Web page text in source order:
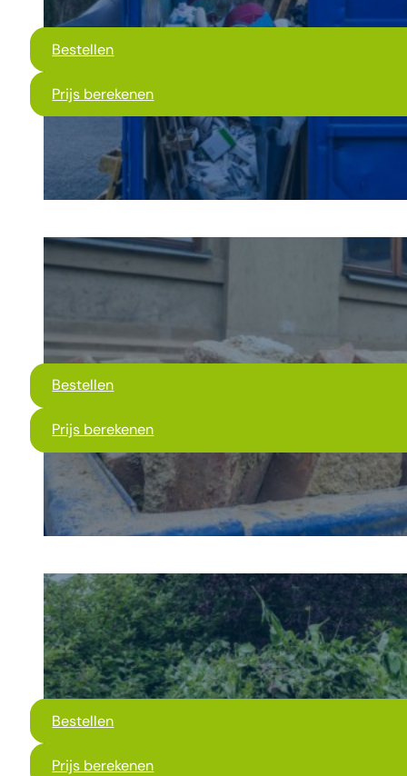
Bestellen
Prijs berekenen
Bestellen
Prijs berekenen
Bestellen
Prijs berekenen